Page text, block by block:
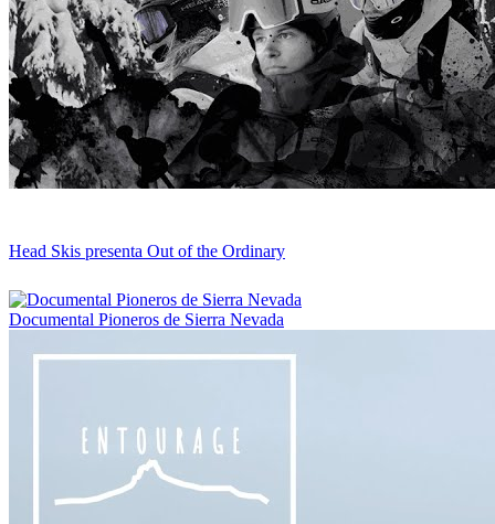
Head Skis presenta Out of the Ordinary
Documental Pioneros de Sierra Nevada